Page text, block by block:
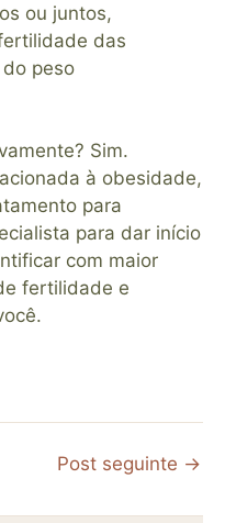
ou juntos,
das
peso
Sim.
à obesidade,
para
para dar início
com maior
fertilidade e
Post seguinte →